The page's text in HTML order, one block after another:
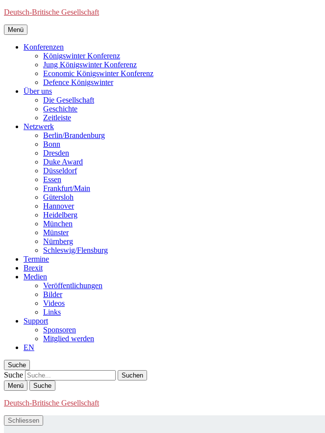
Deutsch-Britische Gesellschaft
Menü
Konferenzen
Königswinter Konferenz
Jung Königswinter Konferenz
Economic Königswinter Konferenz
Defence Königswinter
Über uns
Die Gesellschaft
Geschichte
Zeitleiste
Netzwerk
Berlin/Brandenburg
Bonn
Dresden
Duke Award
Düsseldorf
Essen
Frankfurt/Main
Gütersloh
Hannover
Heidelberg
München
Münster
Nürnberg
Schleswig/Flensburg
Termine
Brexit
Medien
Veröffentlichungen
Bilder
Videos
Links
Support
Sponsoren
Mitglied werden
EN
Suche
Suche
Menü Suche
Deutsch-Britische Gesellschaft
Schliessen